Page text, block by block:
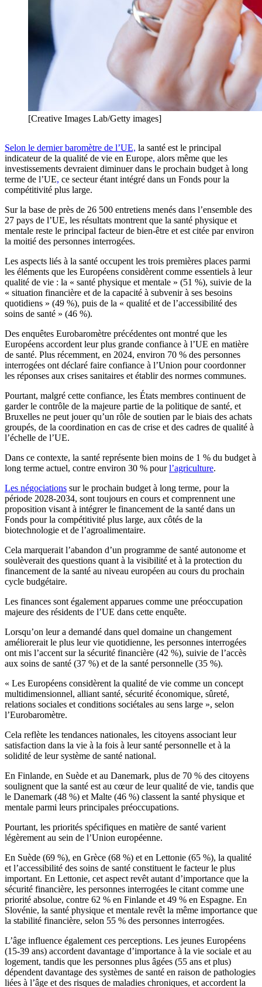
[Creative Images Lab/Getty images]
Selon le dernier baromètre de l’UE, la santé est le principal
indicateur de la qualité de vie en Europe, alors même que les
investissements devraient diminuer dans le prochain budget à long
terme de l’UE, ce secteur étant intégré dans un Fonds pour la
compétitivité plus large.
Sur la base de près de 26 500 entretiens menés dans l’ensemble des
27 pays de l’UE, les résultats montrent que la santé physique et
mentale reste le principal facteur de bien-être et est citée par environ
la moitié des personnes interrogées.
Les aspects liés à la santé occupent les trois premières places parmi
les éléments que les Européens considèrent comme essentiels à leur
qualité de vie : la « santé physique et mentale » (51 %), suivie de la
« situation financière et de la capacité à subvenir à ses besoins
quotidiens » (49 %), puis de la « qualité et de l’accessibilité des
soins de santé » (46 %).
Des enquêtes Eurobaromètre précédentes ont montré que les
Européens accordent leur plus grande confiance à l’UE en matière
de santé. Plus récemment, en 2024, environ 70 % des personnes
interrogées ont déclaré faire confiance à l’Union pour coordonner
les réponses aux crises sanitaires et établir des normes communes.
Pourtant, malgré cette confiance, les États membres continuent de
garder le contrôle de la majeure partie de la politique de santé, et
Bruxelles ne peut jouer qu’un rôle de soutien par le biais des achats
groupés, de la coordination en cas de crise et des cadres de qualité à
l’échelle de l’UE.
Dans ce contexte, la santé représente bien moins de 1 % du budget à
long terme actuel, contre environ 30 % pourl’agriculture.
Les négociations sur le prochain budget à long terme, pour la
période 2028-2034, sont toujours en cours et comprennent une
proposition visant à intégrer le financement de la santé dans un
Fonds pour la compétitivité plus large, aux côtés de la
biotechnologie et de l’agroalimentaire.
Cela marquerait l’abandon d’un programme de santé autonome et
soulèverait des questions quant à la visibilité et à la protection du
financement de la santé au niveau européen au cours du prochain
cycle budgétaire.
Les finances sont également apparues comme une préoccupation
majeure des résidents de l’UE dans cette enquête.
Lorsqu’on leur a demandé dans quel domaine un changement
améliorerait le plus leur vie quotidienne, les personnes interrogées
ont mis l’accent sur la sécurité financière (42 %), suivie de l’accès
aux soins de santé (37 %) et de la santé personnelle (35 %).
« Les Européens considèrent la qualité de vie comme un concept
multidimensionnel, alliant santé, sécurité économique, sûreté,
relations sociales et conditions sociétales au sens large », selon
l’Eurobaromètre.
Cela reflète les tendances nationales, les citoyens associant leur
satisfaction dans la vie à la fois à leur santé personnelle et à la
solidité de leur système de santé national.
En Finlande, en Suède et au Danemark, plus de 70 % des citoyens
soulignent que la santé est au cœur de leur qualité de vie, tandis que
le Danemark (48 %) et Malte (46 %) classent la santé physique et
mentale parmi leurs principales préoccupations.
Pourtant, les priorités spécifiques en matière de santé varient
légèrement au sein de l’Union européenne.
En Suède (69 %), en Grèce (68 %) et en Lettonie (65 %), la qualité
et l’accessibilité des soins de santé constituent le facteur le plus
important. En Lettonie, cet aspect revêt autant d’importance que la
sécurité financière, les personnes interrogées le citant comme une
priorité absolue, contre 62 % en Finlande et 49 % en Espagne. En
Slovénie, la santé physique et mentale revêt la même importance que
la stabilité financière, selon 55 % des personnes interrogées.
L’âge influence également ces perceptions. Les jeunes Européens
(15-39 ans) accordent davantage d’importance à la vie sociale et au
logement, tandis que les personnes plus âgées (55 ans et plus)
dépendent davantage des systèmes de santé en raison de pathologies
liées à l’âge et des risques de maladies chroniques, et accordent la